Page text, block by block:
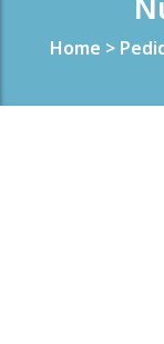
Home >